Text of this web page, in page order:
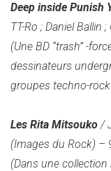
Deep inside Punish
TT-Ro ; Daniel Ballin
(Une BD “trash” -
dessinateurs
groupes techno-
Les Rita Mitsouko /
(Images du Rock) –
(Dans une